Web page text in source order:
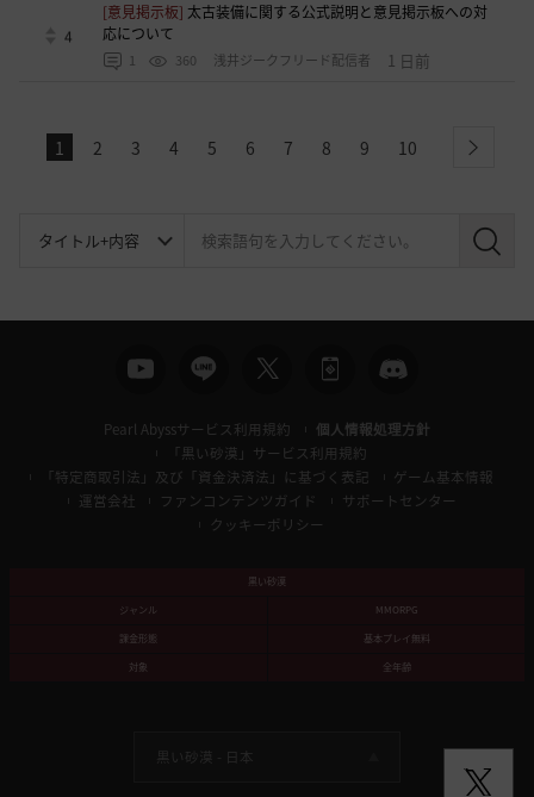
4
[意見掲示板] 太古装備に関する公式説明と意見掲示板への対
応について
1 360 浅井ジークフリード配信者 1 日前
1 2 3 4 5 6 7 8 9 10 next
検
Pearl Abyssサービス利用規約
個人情報処理方針
「黒い砂漠」サービス利用規約
「特定商取引法」及び「資金決済法」に基づく表記
ゲーム基本情報
運営会社
ファンコンテンツガイド
サポートセンター
クッキーポリシー
黒い砂漠
ジャンル
MMORPG
課金形態
基本プレイ無料
対象
全年齢
黒い砂漠 - 日本